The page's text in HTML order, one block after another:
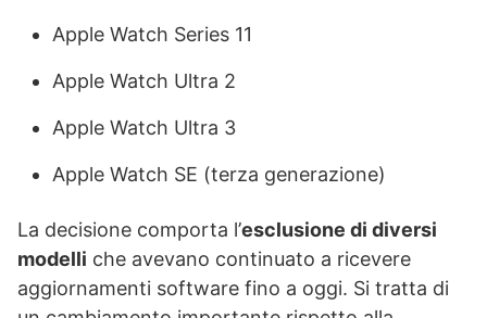
Apple Watch Series 11
Apple Watch Ultra 2
Apple Watch Ultra 3
Apple Watch SE (terza generazione)
La decisione comporta l’esclusione di diversi
modelli che avevano continuato a ricevere
aggiornamenti software fino a oggi. Si tratta di